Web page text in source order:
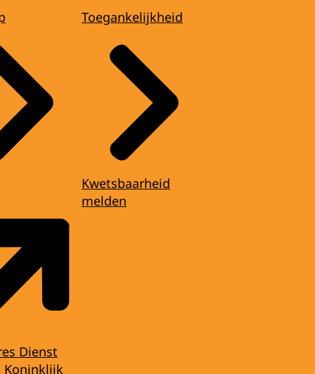
Dienst
Koninklijk
Toegankelijkheid
Kwetsbaarheid
melden